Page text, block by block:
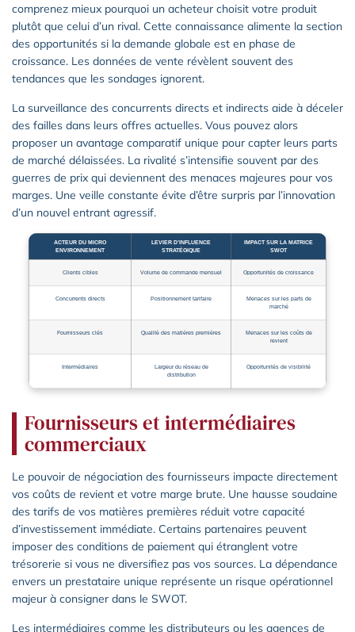
comprenez mieux pourquoi un acheteur choisit votre produit
plutôt que celui d’un rival. Cette connaissance alimente la section
des opportunités si la demande globale est en phase de
croissance. Les données de vente révèlent souvent des
tendances que les sondages ignorent.
La surveillance des concurrents directs et indirects aide à déceler
des failles dans leurs offres actuelles. Vous pouvez alors
proposer un avantage comparatif unique pour capter leurs parts
de marché délaissées. La rivalité s’intensifie souvent par des
guerres de prix qui deviennent des menaces majeures pour vos
marges. Une veille constante évite d’être surpris par l’innovation
d’un nouvel entrant agressif.
ACTEUR DU MICRO
ENVIRONNEMENT
LEVIER D’INFLUENCE
STRATÉGIQUE
IMPACT SUR LA MATRICE
SWOT
Clients cibles Volume de commande mensuel Opportunités de croissance
Concurrents directs Positionnement tarifaire
Menaces sur les parts de
marché
Fournisseurs clés Qualité des matières premières
Menaces sur les coûts de
revient
Intermédiaires
Largeur du réseau de
distribution
Opportunités de visibilité
Fournisseurs et intermédiaires
commerciaux
Le pouvoir de négociation des fournisseurs impacte directement
vos coûts de revient et votre marge brute. Une hausse soudaine
des tarifs de vos matières premières réduit votre capacité
d’investissement immédiate. Certains partenaires peuvent
imposer des conditions de paiement qui étranglent votre
trésorerie si vous ne diversifiez pas vos sources. La dépendance
envers un prestataire unique représente un risque opérationnel
majeur à consigner dans le SWOT.
Les intermédiaires comme les distributeurs ou les agences de